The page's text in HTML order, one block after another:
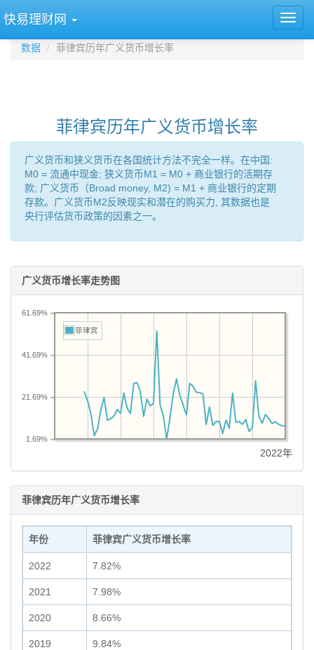
快易理财网
数据 菲律宾历年广义货币增长率
菲律宾历年广义货币增长率
广义货币和狭义货币在各国统计方法不完全一样。在中国:
M0 = 流通中现金; 狭义货币M1 = M0 + 商业银行的活期存
款; 广义货币（Broad money, M2) = M1 + 商业银行的定期
存款。广义货币M2反映现实和潜在的购买力, 其数据也是
央行评估货币政策的因素之一。
广义货币增长率走势图
1.69%
21.69%
41.69%
61.69%
菲律宾
2022年
菲律宾历年广义货币增长率
年份 菲律宾广义货币增长率
2022 7.82%
2021 7.98%
2020 8.66%
2019 9.84%